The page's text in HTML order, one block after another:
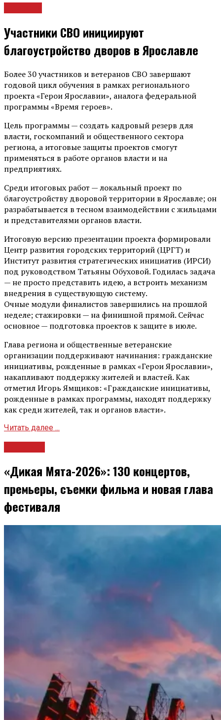
Участники СВО инициируют
благоустройство дворов в Ярославле
Более 30 участников и ветеранов СВО завершают
годовой цикл обучения в рамках регионального
проекта «Герои Ярославии», аналога федеральной
программы «Время героев».
Цель программы — создать кадровый резерв для
власти, госкомпаний и общественного сектора
региона, а итоговые защиты проектов смогут
применяться в работе органов власти и на
предприятиях.
Среди итоговых работ — локальный проект по
благоустройству дворовой территории в Ярославле; он
разрабатывается в тесном взаимодействии с жильцами
и представителями органов власти.
Итоговую версию презентации проекта формировали
Центр развития городских территорий (ЦРГТ) и
Институт развития стратегических инициатив (ИРСИ)
под руководством Татьяны Обуховой. Годилась задача
— не просто представить идею, а встроить механизм
внедрения в существующую систему.
Очные модули финалистов завершились на прошлой
неделе; стажировки — на финишной прямой. Сейчас
основное — подготовка проектов к защите в июле.
Глава региона и общественные ветеранские
организации поддерживают начинания: гражданские
инициативы, рожденные в рамках «Герои Ярославии»,
накапливают поддержку жителей и властей. Как
отметил Игорь Ямщиков: «Гражданские инициативы,
рожденные в рамках программы, находят поддержку
как среди жителей, так и органов власти».
Читать далее ...
«Дикая Мята-2026»: 130 концертов,
премьеры, съемки фильма и новая глава
фестиваля